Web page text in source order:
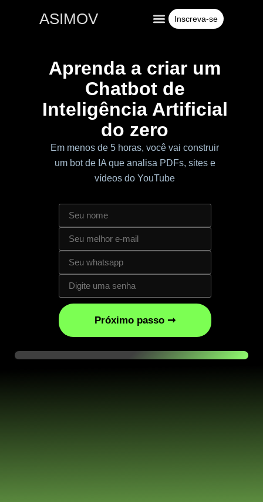
ASIMOV Inscreva-se
Aprenda a criar um
Chatbot de
Inteligência Artificial
do zero
Em menos de 5 horas, você vai construir
um bot de IA que analisa PDFs, sites e
vídeos do YouTube
Próximo passo ➞